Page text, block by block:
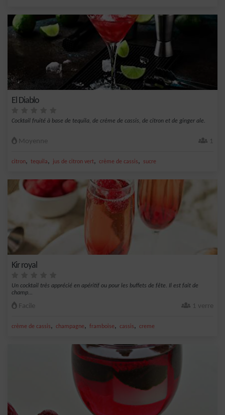
El Diablo
Cocktail fruité à base de tequila, de crème de cassis, de citron et de ginger ale.
Moyenne 1
citron, tequila, jus de citron vert, crème de cassis, sucre
Kir royal
Un cocktail très apprécié en apéritif ou pour les buffets de fête. Il est fait de
champ...
Facile 1 verre
crème de cassis, champagne, framboise, cassis, creme